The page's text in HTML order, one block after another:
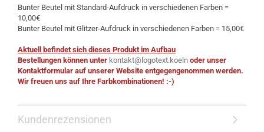
Bunter Beutel mit Standard-Aufdruck in verschiedenen Farben =
10,00€
Bunter Beutel mit Glitzer-Aufdruck in verschiedenen Farben = 15,00€
Aktuell befindet sich dieses Produkt im Aufbau
Bestellungen können unter kontakt@logotext.koeln oder unser
Kontaktformular auf unserer Website entgegengenommen werden.
Wir freuen uns auf Ihre Farbkombinationen! :-)
Kundenrezensionen